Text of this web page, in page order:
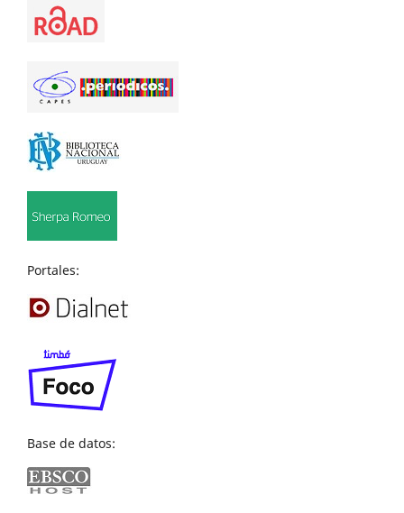
Portales:
Base de datos: